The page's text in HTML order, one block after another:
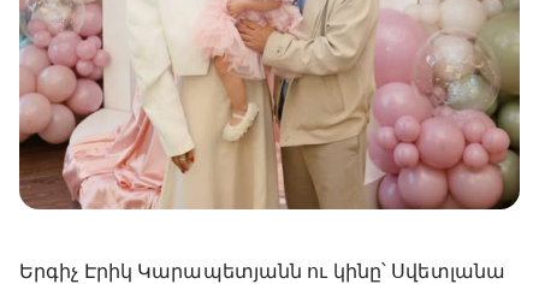
Երգիչ Էրիկ Կարապետյանն ու կինը՝ Սվետլանա